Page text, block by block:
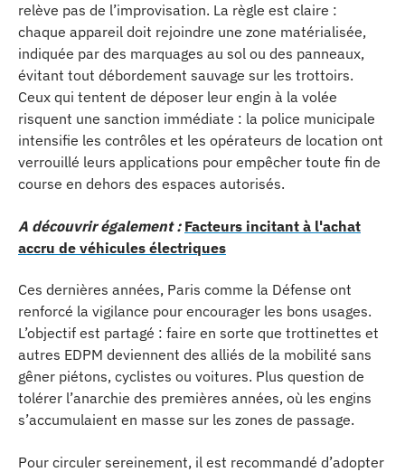
relève pas de l’improvisation. La règle est claire :
chaque appareil doit rejoindre une zone matérialisée,
indiquée par des marquages au sol ou des panneaux,
évitant tout débordement sauvage sur les trottoirs.
Ceux qui tentent de déposer leur engin à la volée
risquent une sanction immédiate : la police municipale
intensifie les contrôles et les opérateurs de location ont
verrouillé leurs applications pour empêcher toute fin de
course en dehors des espaces autorisés.
A découvrir également : Facteurs incitant à l'achat
accru de véhicules électriques
Ces dernières années, Paris comme la Défense ont
renforcé la vigilance pour encourager les bons usages.
L’objectif est partagé : faire en sorte que trottinettes et
autres EDPM deviennent des alliés de la mobilité sans
gêner piétons, cyclistes ou voitures. Plus question de
tolérer l’anarchie des premières années, où les engins
s’accumulaient en masse sur les zones de passage.
Pour circuler sereinement, il est recommandé d’adopter